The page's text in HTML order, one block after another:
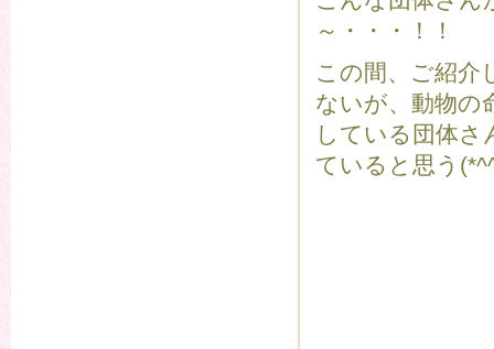
～・・・！！
この間、ご紹介
ないが、動物の
している団体
ていると思う